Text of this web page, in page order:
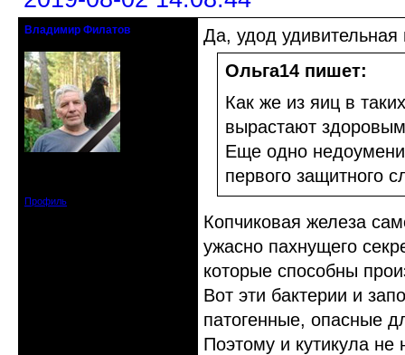
Владимир Филатов
Профиль
Да, удод удивительная
Ольга14 пишет:
Как же из яиц в
вырастают
Еще одно
первого защитного
Копчиковая железа
ужасно пахнущего
которые способны
Вот эти бактерии и
патогенные, опасные
Поэтому и кутикула не